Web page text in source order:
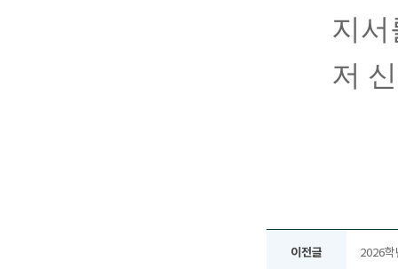
지
저
이전글 2026